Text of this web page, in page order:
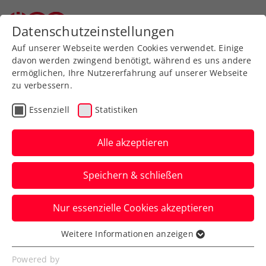
Turnier-Referat
Ausbildung
Österreichs aktive Turnierszene
wird von rund 6.000
Datenschutzeinstellungen
Auf unserer Webseite werden Cookies verwendet. Einige
davon werden zwingend benötigt, während es uns andere
ermöglichen, Ihre Nutzererfahrung auf unserer Webseite
zu verbessern.
Essenziell Statistiken
Alle akzeptieren
Speichern & schließen
Nur essenzielle Cookies akzeptieren
Essenziell
Essenzielle Cookies werden für grundlegende
Weitere Informationen anzeigen
Powered by